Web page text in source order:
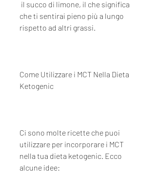
che ti sentirai pieno più a lungo
rispetto ad altri grassi.
Come Utilizzare i MCT Nella Dieta
Ketogenic
Ci sono molte ricette che puoi
utilizzare per incorporare i MCT
nella tua dieta ketogenic. Ecco
alcune idee: